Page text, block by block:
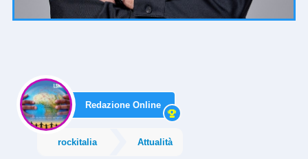
Redazione Online
rockitalia Attualità